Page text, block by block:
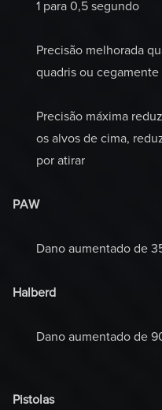
1 para 0,5 segundo
Precisão melhorada
quadris ou
Precisão máxima
os alvos de cima,
por atirar
PAW
Dano aumentado de
Halberd
Dano aumentado de
Pistolas